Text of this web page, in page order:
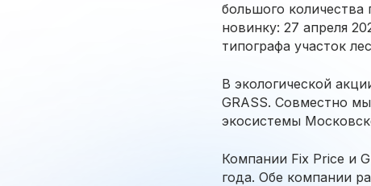
большого
новинку: 27 апреля
типографа участок
В экологической
GRASS. Совместно
экосистемы
Компании Fix Price и
года. Обе компании